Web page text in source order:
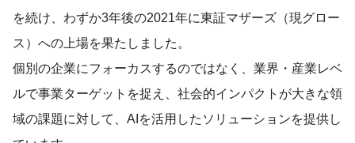
を続け、わずか3年後の2021年に東証マザーズ（現グロー
ス）への上場を果たしました。
個別の企業にフォーカスするのではなく、業界・産業レベ
ルで事業ターゲットを捉え、社会的インパクトが大きな領
域の課題に対して、AIを活用したソリューションを提供し